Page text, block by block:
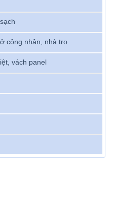
công nhân, nhà trọ
vách panel